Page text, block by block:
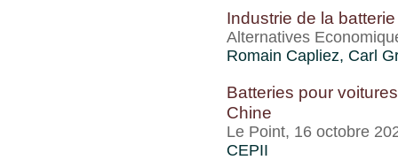
Industrie de la
Alternatives
Romain Capliez, Carl
Batteries pour
Chine
Le Point, 16 octobre
CEPII